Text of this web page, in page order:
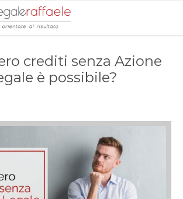
crediti senza Azione
è possibile?